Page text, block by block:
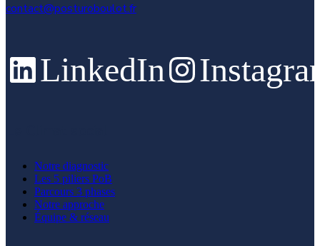
contact@posturoboulot.fr
LinkedIn
Notre diagnostic
Les 5 piliers PoB
Parcours 3 phases
Notre approche
Équipe & réseau